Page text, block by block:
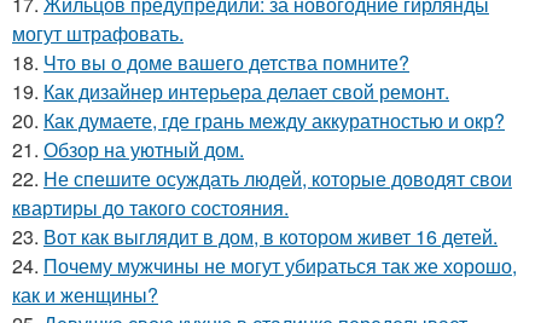
могут штрафовать.
18. Что вы о доме вашего детства помните?
19. Как дизайнер интерьера делает свой ремонт.
20. Как думаете, где грань между аккуратностью и окр?
21. Обзор на уютный дом.
22. Не спешите осуждать людей, которые доводят свои
квартиры до такого состояния.
23. Вот как выглядит в дом, в котором живет 16 детей.
24. Почему мужчины не могут убираться так же хорошо,
как и женщины?